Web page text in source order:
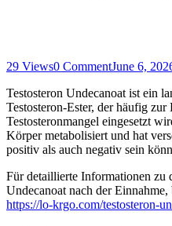
29 Views0 CommentJune 6,
Testosteron Undecanoat ist ein
Testosteron-Ester, der häufig
Testosteronmangel eingesetzt
Körper metabolisiert und hat
positiv als auch negativ sein
Für detaillierte Informationen zu
Undecanoat nach der
https://lo-krgo.com/testosteron-